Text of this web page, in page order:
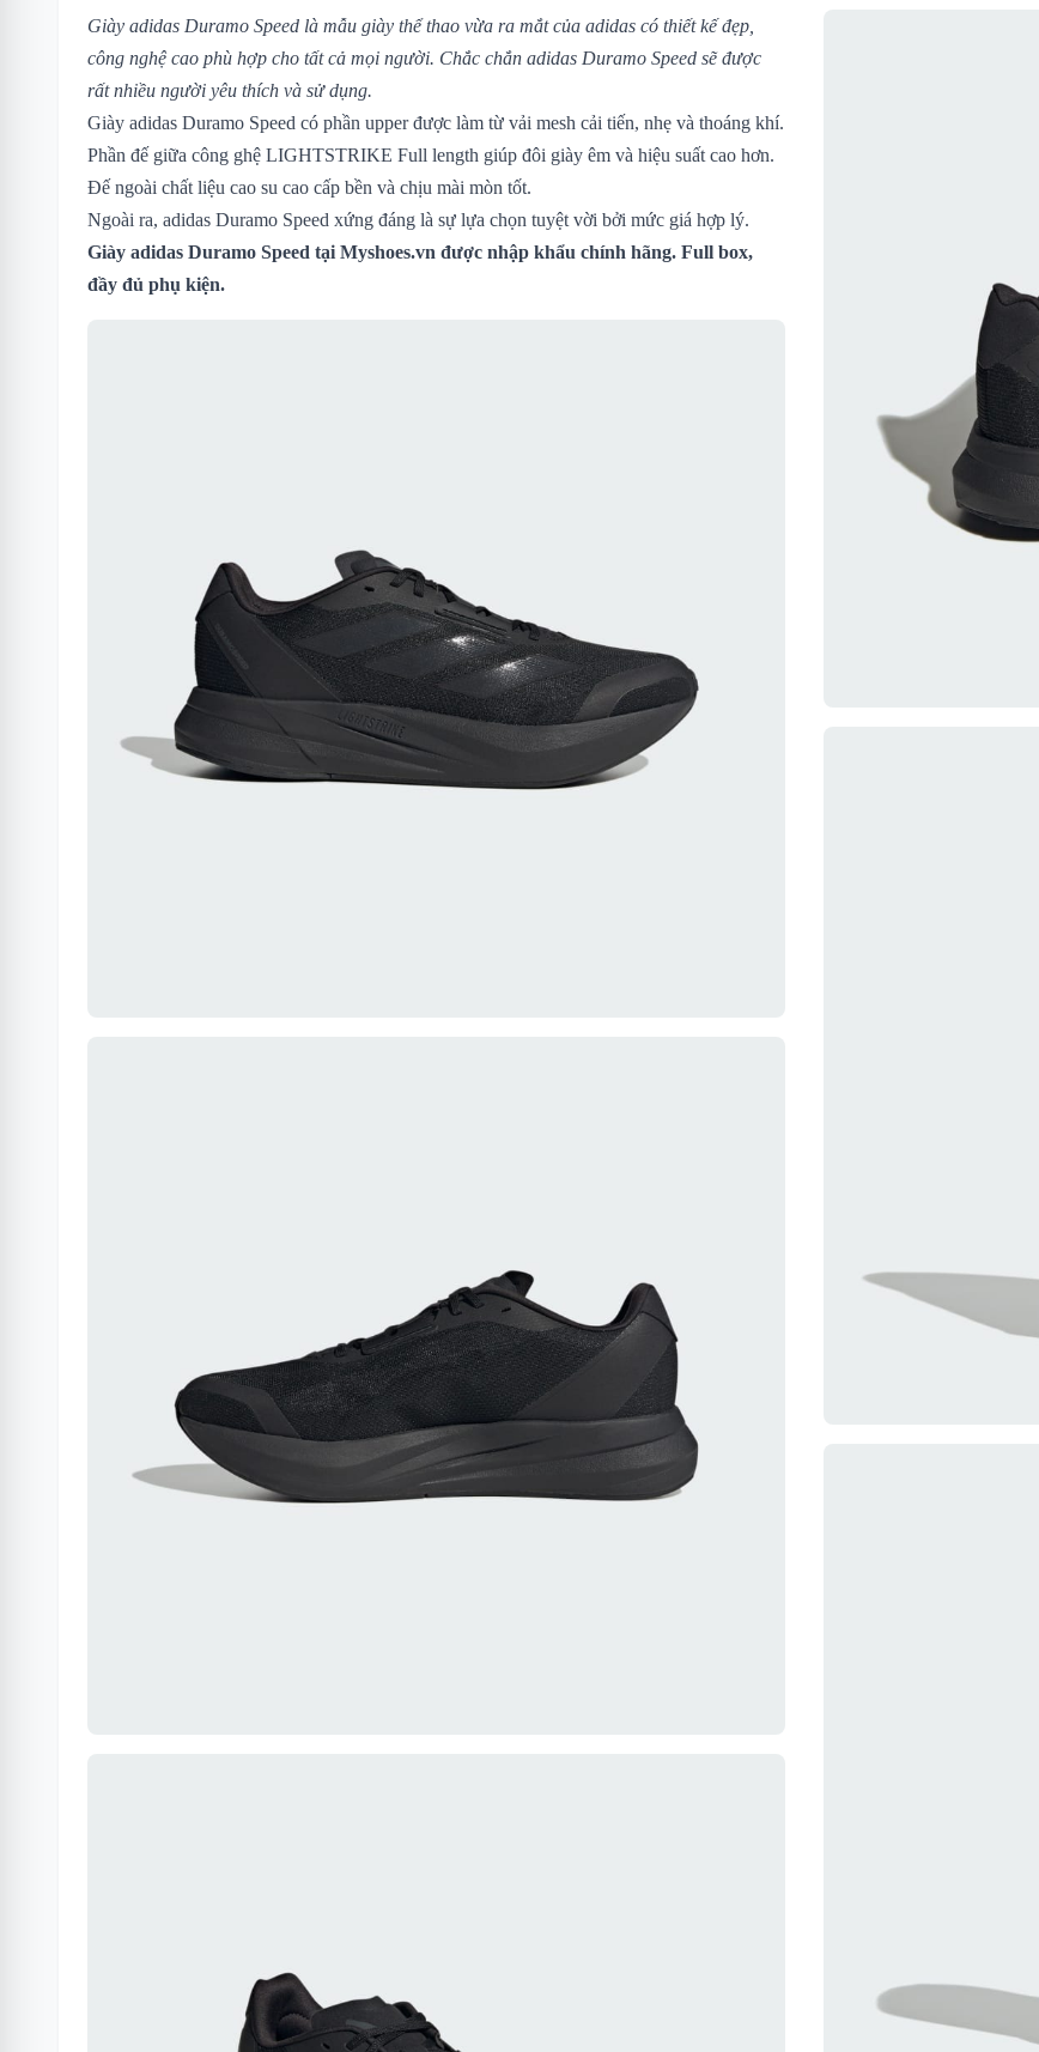
Giày adidas Duramo Speed là mẫu giày thể thao vừa ra mắt của adidas có thiết kế đẹp,
công nghệ cao phù hợp cho tất cả mọi người. Chắc chắn adidas Duramo Speed sẽ được
rất nhiều người yêu thích và sử dụng.
Giày adidas Duramo Speed có phần upper được làm từ vải mesh cải tiến, nhẹ và thoáng khí.
Phần đế giữa công ghệ LIGHTSTRIKE Full length giúp đôi giày êm và hiệu suất cao hơn.
Đế ngoài chất liệu cao su cao cấp bền và chịu mài mòn tốt.
Ngoài ra, adidas Duramo Speed xứng đáng là sự lựa chọn tuyệt vời bởi mức giá hợp lý.
Giày adidas Duramo Speed tại Myshoes.vn được nhập khẩu chính hãng. Full box,
đầy đủ phụ kiện.